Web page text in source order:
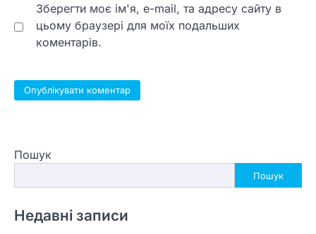
Зберегти моє ім'я, e-mail, та адресу сайту в
цьому браузері для моїх подальших
коментарів.
Пошук
Пошук
Недавні записи